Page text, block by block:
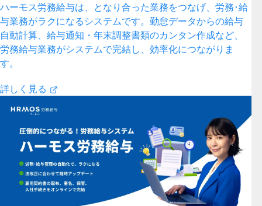
ハーモス労務給与は、となり合った業務をつなげ、労務･給
与業務がラクになるシステムです。勤怠データからの給与
自動計算、給与通知・年末調整書類のカンタン作成など、
労務給与業務がシステムで完結し、効率化につながりま
す。
詳しく見る